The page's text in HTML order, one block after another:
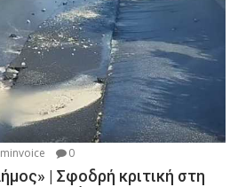
0
| Σφοδρή κριτική στη